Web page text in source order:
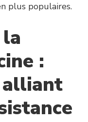
plus populaires.
:
alliant